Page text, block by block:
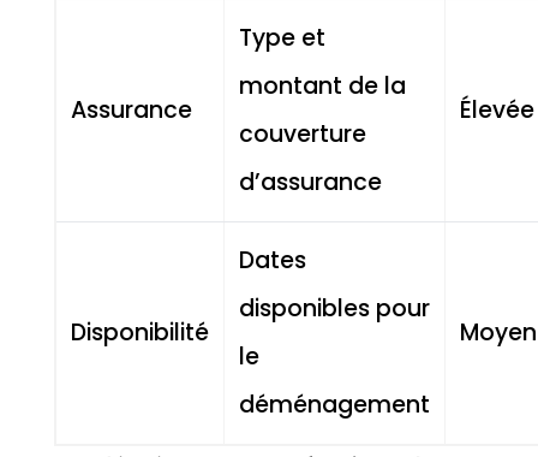
Assurance
Type et
montant de la
couverture
d’assurance
Élevée
Disponibilité
Dates
disponibles pour
le
déménagement